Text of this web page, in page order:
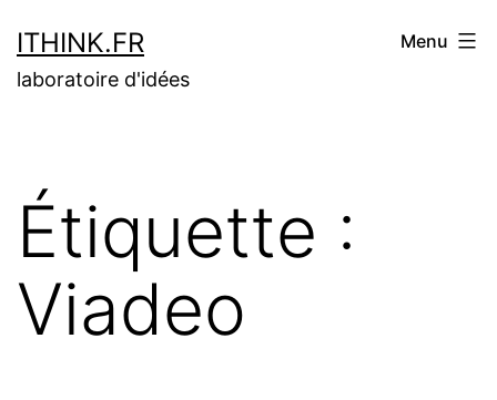
au
contenu
ITHINK.FR
laboratoire d'idées
Menu
Étiquette :
Viadeo